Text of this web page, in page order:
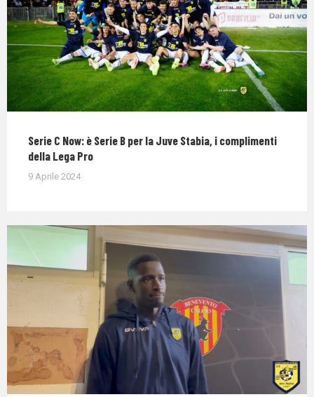
Serie C Now: è Serie B per la Juve Stabia, i complimenti
della Lega Pro
9 Aprile 2024